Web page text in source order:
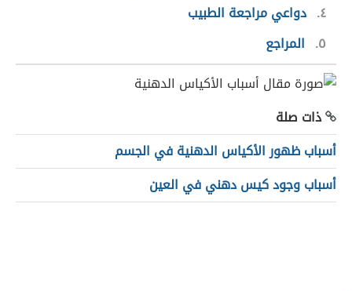
٤ دواعي مراجعة الطبيب
٥
المراجع
ذات صلة
أسباب ظهور الأكياس الدهنية في الجسم
أسباب وجود كيس دهني في العين